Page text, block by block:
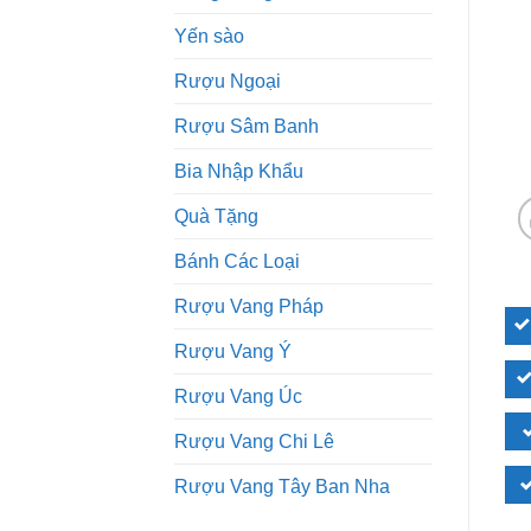
Yến sào
Rượu Ngoại
Rượu Sâm Banh
Bia Nhập Khẩu
Quà Tặng
Bánh Các Loại
Rượu Vang Pháp
Rượu Vang Ý
Rượu Vang Úc
Rượu Vang Chi Lê
Rượu Vang Tây Ban Nha